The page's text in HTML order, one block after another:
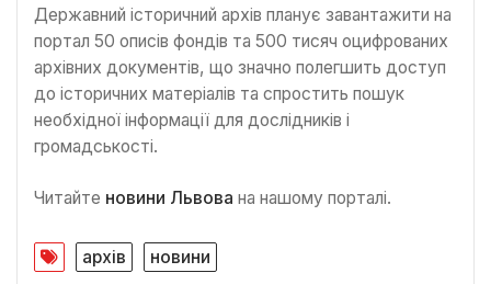
Державний історичний архів планує завантажити на
портал 50 описів фондів та 500 тисяч оцифрованих
архівних документів, що значно полегшить доступ
до історичних матеріалів та спростить пошук
необхідної інформації для дослідників і
громадськості.
Читайте новини Львова на нашому порталі.
архів новини